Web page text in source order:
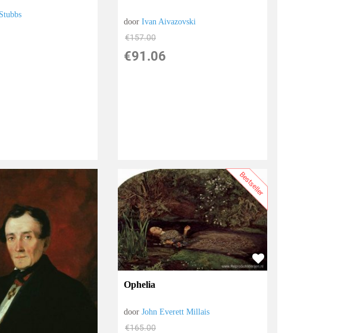
doorIvan Aivazovski
€157.00
€91.06
Bestseller
Ophelia
doorJohn Everett Millais
€165.00